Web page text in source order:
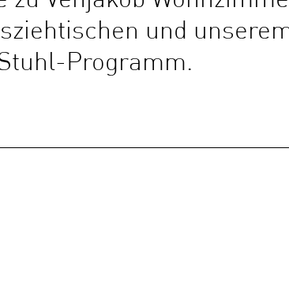
und
Programm.